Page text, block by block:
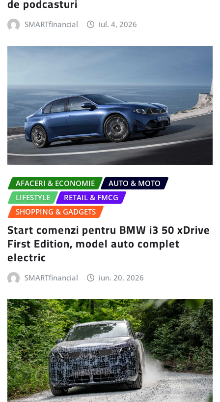
SMARTfinancial iul. 4, 2026
AFACERI & ECONOMIE
AUTO & MOTO
LIFESTYLE
RETAIL & FMCG
SHOPPING & GADGETS
Start comenzi pentru BMW i3 50 xDrive
First Edition, model auto complet
electric
SMARTfinancial iun. 20, 2026